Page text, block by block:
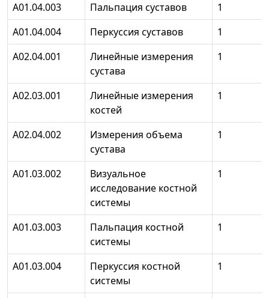
А01.04.003 Пальпация суставов
1
А01.04.004
Перкуссия суставов
1
А02.04.001
Линейные измерения
сустава
1
А02.03.001
Линейные измерения
костей
1
А02.04.002
Измерения объема
сустава
1
А01.03.002
Визуальное
исследование костной
системы
1
А01.03.003
Пальпация костной
системы
1
А01.03.004
Перкуссия костной
системы
1